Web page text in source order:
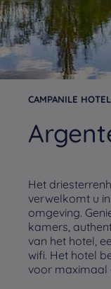
CAMPANILE
Het
verwelkomt u
omgeving.
kamers,
van het hotel,
wifi. Het hotel
voor maximaal